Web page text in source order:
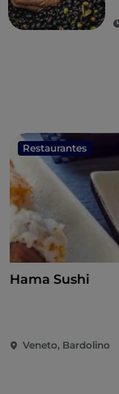
Restaurantes
Hama Sushi
Veneto, Bardolino